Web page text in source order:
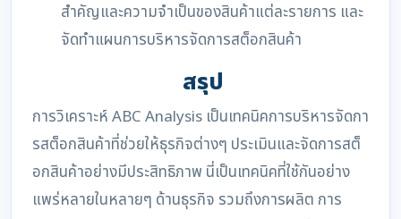
สำคัญและความจำเป็นของสินค้าแต่ละรายการ และ
จัดทำแผนการบริหารจัดการสต็อกสินค้า
สรุป
การวิเคราะห์ ABC Analysis เป็นเทคนิคการบริหารจัดกา
รสต็อกสินค้าที่ช่วยให้ธุรกิจต่างๆ ประเมินและจัดการสต็
อกสินค้าอย่างมีประสิทธิภาพ นี่เป็นเทคนิคที่ใช้กันอย่าง
แพร่หลายในหลายๆ ด้านธุรกิจ รวมถึงการผลิต การ